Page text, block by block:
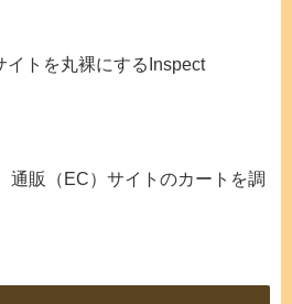
イトを丸裸にするInspect
通販（EC）サイトのカートを調